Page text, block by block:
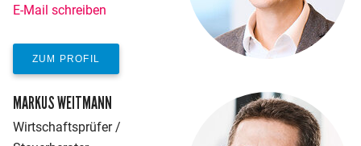
E-Mail schreiben
ZUM PROFIL
MARKUS WEITMANN
Wirtschaftsprüfer /